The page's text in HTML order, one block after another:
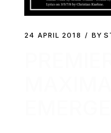
24 APRIL 2018 BY